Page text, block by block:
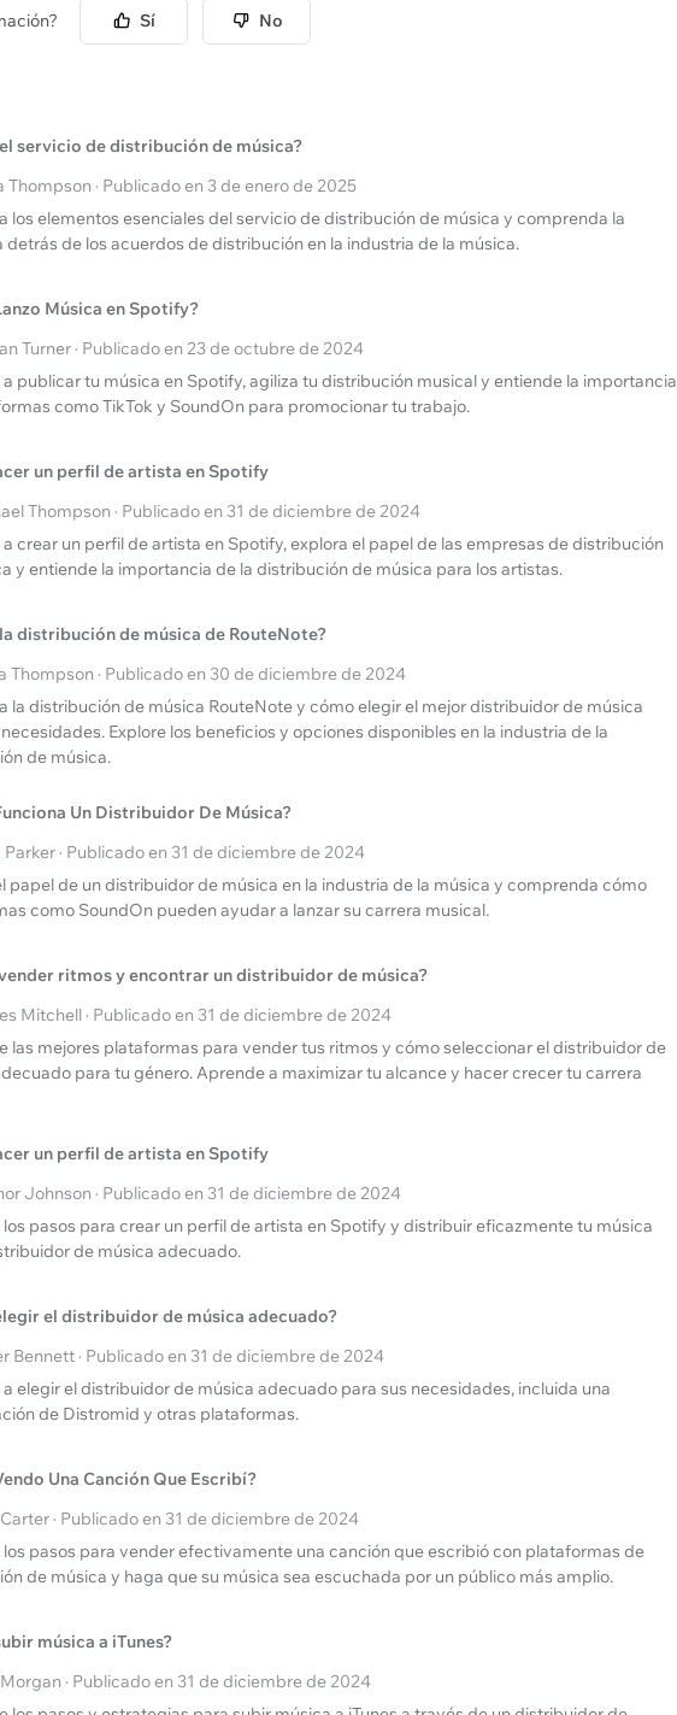
Sí No
el servicio de distribución de música?
Thompson · Publicado en 3 de enero de 2025
los elementos esenciales del servicio de distribución de música y comprenda la
detrás de los acuerdos de distribución en la industria de la música.
Música en Spotify?
Turner · Publicado en 23 de octubre de 2024
publicar tu música en Spotify, agiliza tu distribución musical y entiende la importancia
como TikTok y SoundOn para promocionar tu trabajo.
un perfil de artista en Spotify
Thompson · Publicado en 31 de diciembre de 2024
crear un perfil de artista en Spotify, explora el papel de las empresas de distribución
y entiende la importancia de la distribución de música para los artistas.
la distribución de música de RouteNote?
Thompson · Publicado en 30 de diciembre de 2024
la distribución de música RouteNote y cómo elegir el mejor distribuidor de música
Explore los beneficios y opciones disponibles en la industria de la
de música.
Un Distribuidor De Música?
Parker · Publicado en 31 de diciembre de 2024
papel de un distribuidor de música en la industria de la música y comprenda cómo
como SoundOn pueden ayudar a lanzar su carrera musical.
ritmos y encontrar un distribuidor de música?
Mitchell · Publicado en 31 de diciembre de 2024
las mejores plataformas para vender tus ritmos y cómo seleccionar el distribuidor de
para tu género. Aprende a maximizar tu alcance y hacer crecer tu carrera
un perfil de artista en Spotify
Johnson · Publicado en 31 de diciembre de 2024
pasos para crear un perfil de artista en Spotify y distribuir eficazmente tu música
de música adecuado.
el distribuidor de música adecuado?
Bennett · Publicado en 31 de diciembre de 2024
elegir el distribuidor de música adecuado para sus necesidades, incluida una
de Distromid y otras plataformas.
Una Canción Que Escribí?
· Publicado en 31 de diciembre de 2024
pasos para vender efectivamente una canción que escribió con plataformas de
de música y haga que su música sea escuchada por un público más amplio.
música a iTunes?
· Publicado en 31 de diciembre de 2024